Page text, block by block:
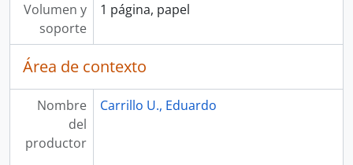
Volumen y
soporte
1 página, papel
Área de contexto
Nombre
del
productor
Carrillo U., Eduardo